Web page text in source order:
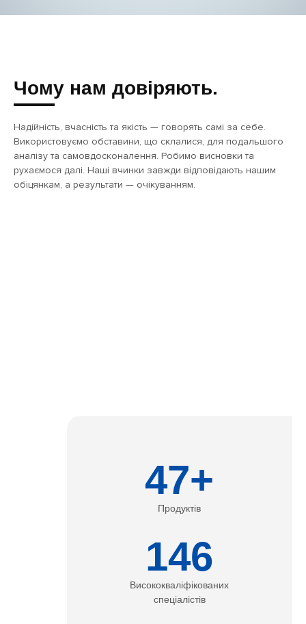
Чому нам довіряють.
Надійність, вчасність та якість — говорять самі за себе.
Використовуємо обставини, що склалися, для подальшого
аналізу та самовдосконалення. Робимо висновки та
рухаємося далі. Наші вчинки завжди відповідають нашим
обіцянкам, а результати — очікуванням.
47+
Продуктів
146
Висококваліфікованих
спеціалістів